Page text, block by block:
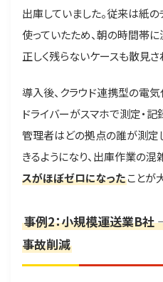
出庫していました。従来は紙
使っていたため、朝の時間帯
正しく残らないケースも散見さ
導入後、クラウド連携型の電
ドライバーがスマホで測定・
管理者はどの拠点の誰が測定
きるようになり、出庫作業の混
スがほぼゼロになったことが
事例2：小規模運送業B
事故削減